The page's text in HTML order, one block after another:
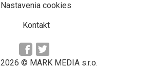
Nastavenia cookies
Kontakt
2026 © MARK MEDIA s.r.o.